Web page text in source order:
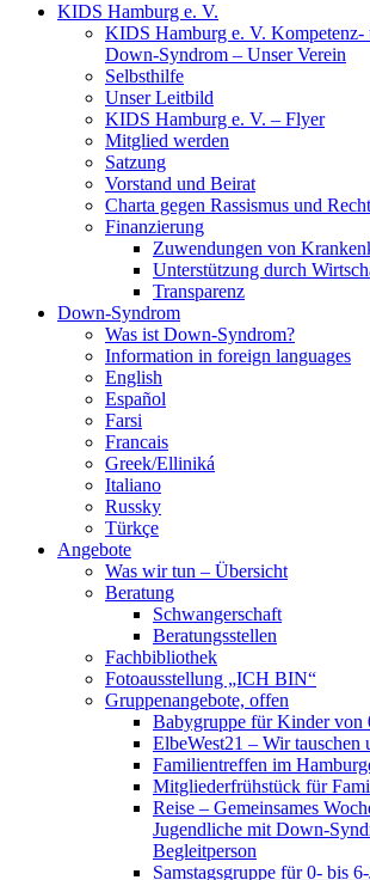
KIDS Hamburg e. V.
KIDS Hamburg e. V. Kompetenz-
Down-Syndrom – Unser Verein
Selbsthilfe
Unser Leitbild
KIDS Hamburg e. V. – Flyer
Mitglied werden
Satzung
Vorstand und Beirat
Charta gegen Rassismus und
Finanzierung
Zuwendungen von
Unterstützung durch
Transparenz
Down-Syndrom
Was ist Down-Syndrom?
Information in foreign languages
English
Español
Farsi
Francais
Greek/Elliniká
Italiano
Russky
Türkçe
Angebote
Was wir tun – Übersicht
Beratung
Schwangerschaft
Beratungsstellen
Fachbibliothek
Fotoausstellung „ICH BIN“
Gruppenangebote, offen
Babygruppe für Kinder von
ElbeWest21 – Wir tauschen
Familientreffen im
Mitgliederfrühstück für
Reise – Gemeinsames
Jugendliche mit Down-
Begleitperson
Samstagsgruppe für 0- bis